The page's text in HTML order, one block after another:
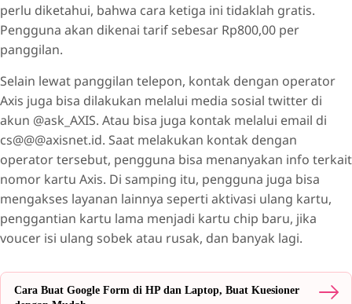
perlu diketahui, bahwa cara ketiga ini tidaklah gratis.
Pengguna akan dikenai tarif sebesar Rp800,00 per
panggilan.
Selain lewat panggilan telepon, kontak dengan operator
Axis juga bisa dilakukan melalui media sosial twitter di
akun @ask_AXIS. Atau bisa juga kontak melalui email di
cs@@@axisnet.id. Saat melakukan kontak dengan
operator tersebut, pengguna bisa menanyakan info terkait
nomor kartu Axis. Di samping itu, pengguna juga bisa
mengakses layanan lainnya seperti aktivasi ulang kartu,
penggantian kartu lama menjadi kartu chip baru, jika
voucer isi ulang sobek atau rusak, dan banyak lagi.
Cara Buat Google Form di HP dan Laptop, Buat Kuesioner